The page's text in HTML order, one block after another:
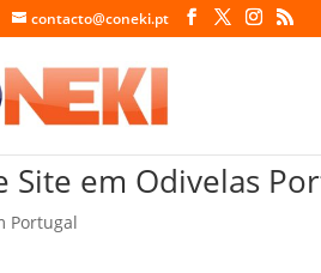
contacto@coneki.pt
Site em Odivelas
Portugal